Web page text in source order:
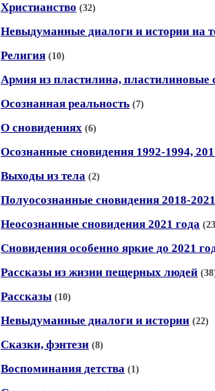
Христианство (32)
Невыдуманные диалоги и истории на
Религия (10)
Армия из пластилина, пластилиновые
Осознанная реальность (7)
О сновидениях (6)
Осознанные сновидения 1992-1994,
Выходы из тела (2)
Полуосознанные сновидения 2018-2021
Неосознанные сновидения 2021 года
Сновидения особенно яркие до 2021
Рассказы из жизни пещерных людей
Рассказы (10)
Невыдуманные диалоги и истории (22)
Сказки, фэнтези (8)
Воспоминания детства (1)